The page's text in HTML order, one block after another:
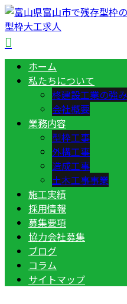
ホーム
私たちについて
柊建設工業の強み
会社概要
業務内容
型枠工事
外構工事
造成工事
土木工事事業
施工実績
採用情報
募集要項
協力会社募集
ブログ
コラム
サイトマップ